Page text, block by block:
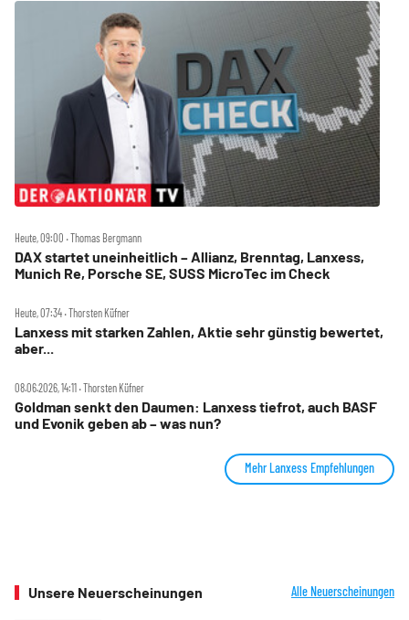
Heute, 09:00 ‧ Thomas Bergmann
DAX startet uneinheitlich – Allianz, Brenntag, Lanxess,
Munich Re, Porsche SE, SUSS MicroTec im Check
Heute, 07:34 ‧ Thorsten Küfner
Lanxess mit starken Zahlen, Aktie sehr günstig bewertet,
aber...
08.06.2026, 14:11 ‧ Thorsten Küfner
Goldman senkt den Daumen: Lanxess tiefrot, auch BASF
und Evonik geben ab – was nun?
Mehr Lanxess Empfehlungen
Unsere Neuerscheinungen Alle Neuerscheinungen